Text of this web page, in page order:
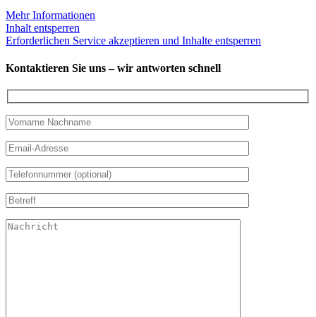
Mehr Informationen
Inhalt entsperren
Erforderlichen Service akzeptieren und Inhalte entsperren
Kontaktieren Sie uns – wir antworten schnell